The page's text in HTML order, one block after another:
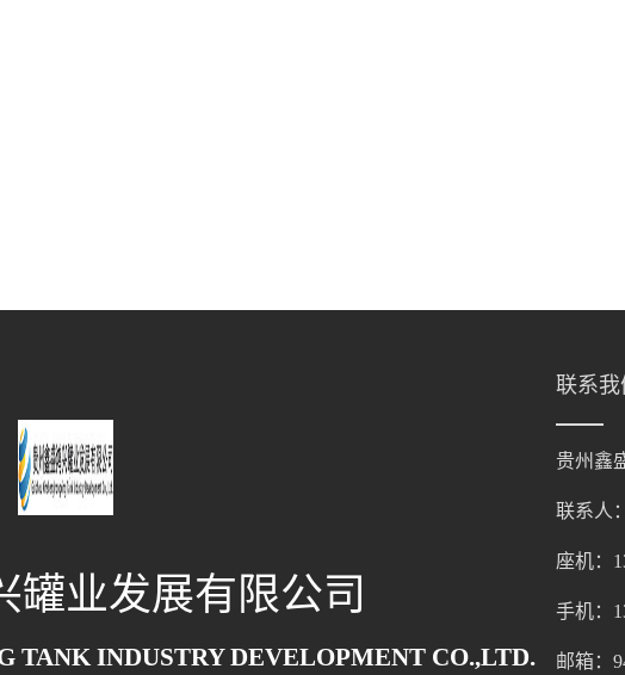
罐业发展有限公司
TANK INDUSTRY DEVELOPMENT CO.,LTD.
联系我
贵州鑫
联系人
座机：
手机：
邮箱：